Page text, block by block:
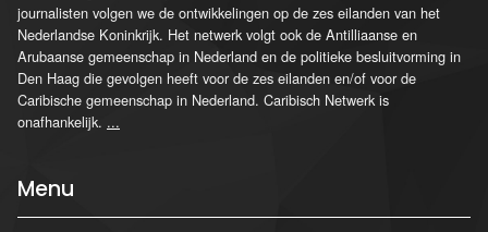
journalisten volgen we de ontwikkelingen op de zes eilanden van het
Nederlandse Koninkrijk. Het netwerk volgt ook de Antilliaanse en
Arubaanse gemeenschap in Nederland en de politieke besluitvorming in
Den Haag die gevolgen heeft voor de zes eilanden en/of voor de
Caribische gemeenschap in Nederland. Caribisch Netwerk is
onafhankelijk. ...
Menu